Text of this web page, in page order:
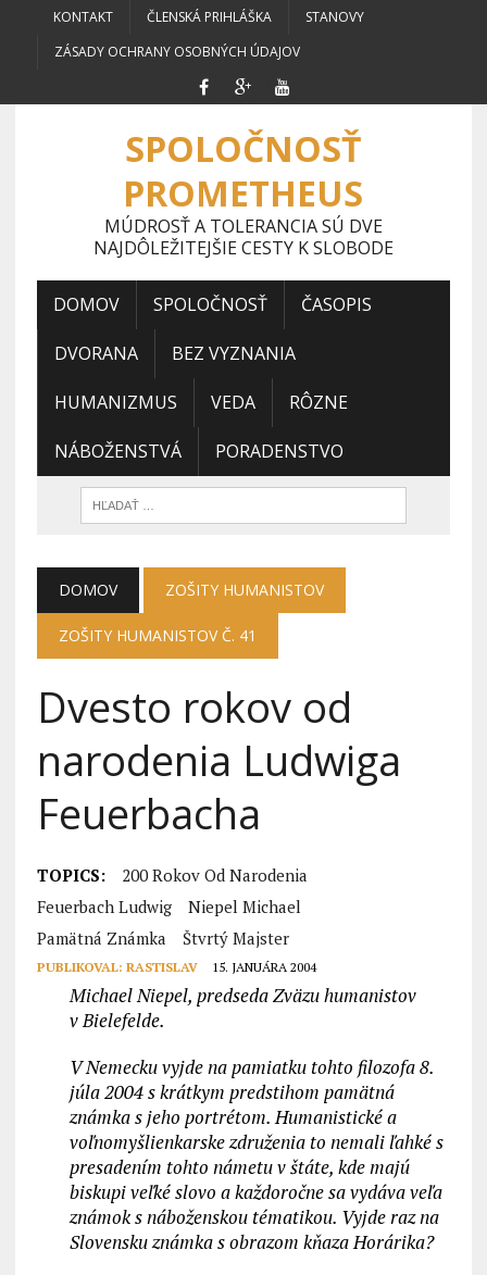
KONTAKT ČLENSKÁ PRIHLÁŠKA
STANOVY
ZÁSADY OCHRANY OSOBNÝCH ÚDAJOV
SPOLOČNOSŤ
PROMETHEUS
MÚDROSŤ A TOLERANCIA SÚ DVE
NAJDÔLEŽITEJŠIE CESTY K SLOBODE
DOMOV SPOLOČNOSŤ ČASOPIS
DVORANA BEZ VYZNANIA
HUMANIZMUS VEDA RÔZNE
NÁBOŽENSTVÁ PORADENSTVO
DOMOV ZOŠITY HUMANISTOV
ZOŠITY HUMANISTOV Č. 41
Dvesto rokov od
narodenia Ludwiga
Feuerbacha
TOPICS:
200 Rokov Od Narodenia
Feuerbach Ludwig
Niepel Michael
Pamätná Známka
Štvrtý Majster
PUBLIKOVAL: RASTISLAV 15. JANUÁRA 2004
Michael Niepel, predseda Zväzu humanistov
v Bielefelde.
V Nemecku vyjde na pamiatku tohto filozofa 8.
júla 2004 s krátkym predstihom pamätná
známka s jeho portrétom. Humanistické a
voľnomyšlienkarske združenia to nemali ľahké s
presadením tohto námetu v štáte, kde majú
biskupi veľké slovo a každoročne sa vydáva veľa
známok s náboženskou tématikou. Vyjde raz na
Slovensku známka s obrazom kňaza Horárika?